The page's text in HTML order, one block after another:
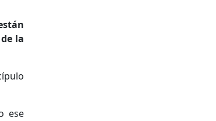
la
ese